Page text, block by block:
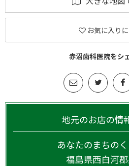
お気に入り
赤沼歯科医院をシ
地元のお店の情
あなたのまちの
福島県西白河